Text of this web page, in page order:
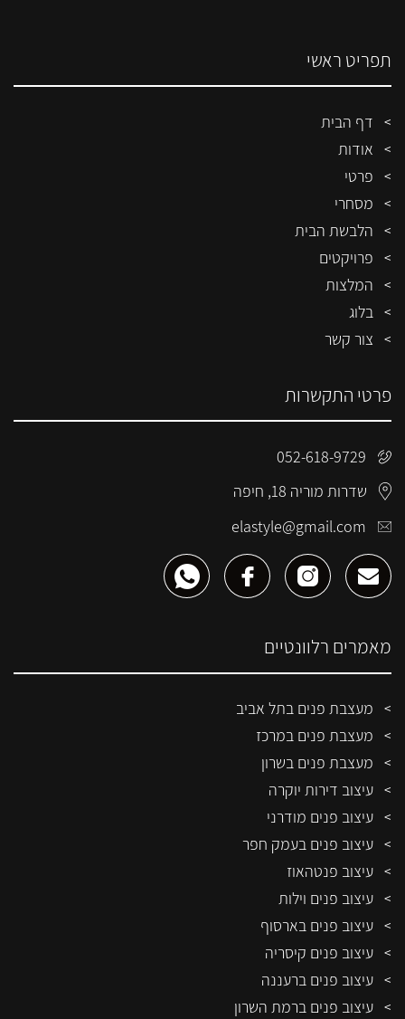
תפריט ראשי
דף הבית
אודות
פרטי
מסחרי
הלבשת הבית
פרויקטים
המלצות
בלוג
צור קשר
מאמרים רלוונטיים
מעצבת פנים בתל אביב
מעצבת פנים במרכז
מעצבת פנים בשרון
עיצוב דירות יוקרה
עיצוב פנים מודרני
עיצוב פנים בעמק חפר
עיצוב פנטהאוז
עיצוב פנים וילות
עיצוב פנים בארסוף
עיצוב פנים קיסריה
עיצוב פנים ברעננה
עיצוב פנים ברמת השרון
פרטי התקשרות
052-618-9729
שדרות מוריה 18, חיפה
elastyle@gmail.com